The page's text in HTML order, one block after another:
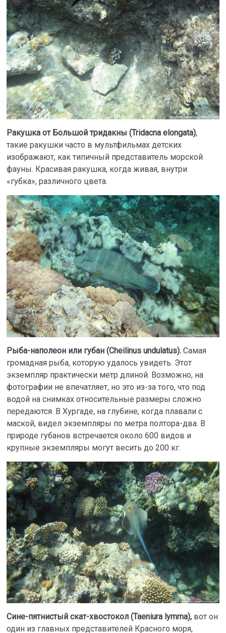
Ракушка от Большой тридакны (Tridacna elongata),
такие ракушки часто в мультфильмах детских
изображают, как типичный представитель морской
фауны. Красивая ракушка, когда живая, внутри
«губка», различного цвета.
Рыба-наполеон или губан (Cheilinus undulatus).Самая
громадная рыба, которую удалось увидеть. Этот
экземпляр практически метр длиной. Возможно, на
фотографии не впечатляет, но это из-за того, что под
водой на снимках относительные размеры сложно
передаются. В Хургаде, на глубине, когда плавали с
маской, видел экземпляры по метра полтора-два. В
природе губанов встречается около 600 видов и
крупные экземпляры могут весить до 200 кг.
Сине-пятнистый скат-хвостокол (Taeniura lymma), вот он
один из главных представителей Красного моря,